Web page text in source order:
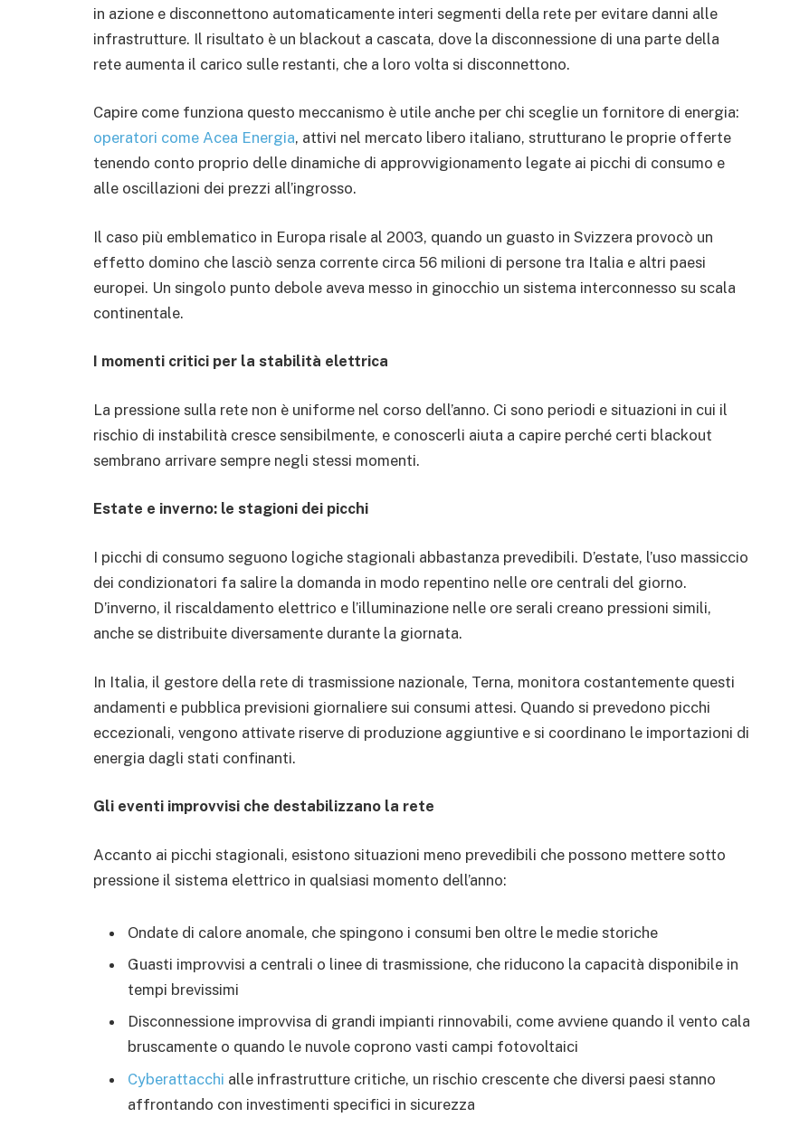
in azione e disconnettono automaticamente interi segmenti della rete per evitare danni alle
infrastrutture. Il risultato è un blackout a cascata, dove la disconnessione di una parte della
rete aumenta il carico sulle restanti, che a loro volta si disconnettono.
Capire come funziona questo meccanismo è utile anche per chi sceglie un fornitore di energia:
operatori come Acea Energia, attivi nel mercato libero italiano, strutturano le proprie offerte
tenendo conto proprio delle dinamiche di approvvigionamento legate ai picchi di consumo e
alle oscillazioni dei prezzi all’ingrosso.
Il caso più emblematico in Europa risale al 2003, quando un guasto in Svizzera provocò un
effetto domino che lasciò senza corrente circa 56 milioni di persone tra Italia e altri paesi
europei. Un singolo punto debole aveva messo in ginocchio un sistema interconnesso su scala
continentale.
I momenti critici per la stabilità elettrica
La pressione sulla rete non è uniforme nel corso dell’anno. Ci sono periodi e situazioni in cui il
rischio di instabilità cresce sensibilmente, e conoscerli aiuta a capire perché certi blackout
sembrano arrivare sempre negli stessi momenti.
Estate e inverno: le stagioni dei picchi
I picchi di consumo seguono logiche stagionali abbastanza prevedibili. D’estate, l’uso massiccio
dei condizionatori fa salire la domanda in modo repentino nelle ore centrali del giorno.
D’inverno, il riscaldamento elettrico e l’illuminazione nelle ore serali creano pressioni simili,
anche se distribuite diversamente durante la giornata.
In Italia, il gestore della rete di trasmissione nazionale, Terna, monitora costantemente questi
andamenti e pubblica previsioni giornaliere sui consumi attesi. Quando si prevedono picchi
eccezionali, vengono attivate riserve di produzione aggiuntive e si coordinano le importazioni di
energia dagli stati confinanti.
Gli eventi improvvisi che destabilizzano la rete
Accanto ai picchi stagionali, esistono situazioni meno prevedibili che possono mettere sotto
pressione il sistema elettrico in qualsiasi momento dell’anno:
Ondate di calore anomale, che spingono i consumi ben oltre le medie storiche
Guasti improvvisi a centrali o linee di trasmissione, che riducono la capacità disponibile in
tempi brevissimi
Disconnessione improvvisa di grandi impianti rinnovabili, come avviene quando il vento cala
bruscamente o quando le nuvole coprono vasti campi fotovoltaici
Cyberattacchi alle infrastrutture critiche, un rischio crescente che diversi paesi stanno
affrontando con investimenti specifici in sicurezza